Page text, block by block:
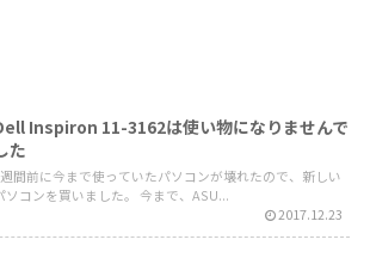
Inspiron 11-3162は使い物になりませんで
た
間前に今まで使っていたパソコンが壊れたので、新しい
ソコンを買いました。 今まで、ASU...
2017.12.23